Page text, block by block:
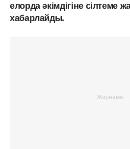
елорда әкімдігіне сілтеме
хабарлайды.